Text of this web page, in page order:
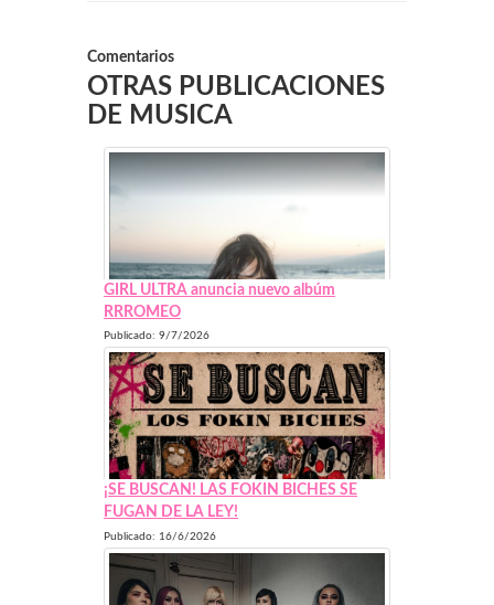
Comentarios
OTRAS PUBLICACIONES
DE MUSICA
GIRL ULTRA anuncia nuevo albúm
RRROMEO
Publicado: 9/7/2026
¡SE BUSCAN! LAS FOKIN BICHES SE
FUGAN DE LA LEY!
Publicado: 16/6/2026